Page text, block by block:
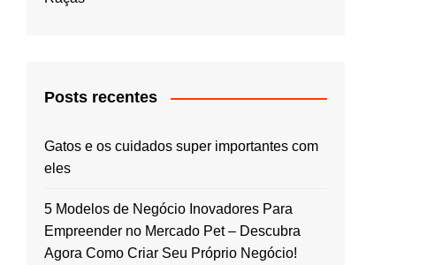
Posts recentes
Gatos e os cuidados super importantes com
eles
5 Modelos de Negócio Inovadores Para
Empreender no Mercado Pet – Descubra
Agora Como Criar Seu Próprio Negócio!